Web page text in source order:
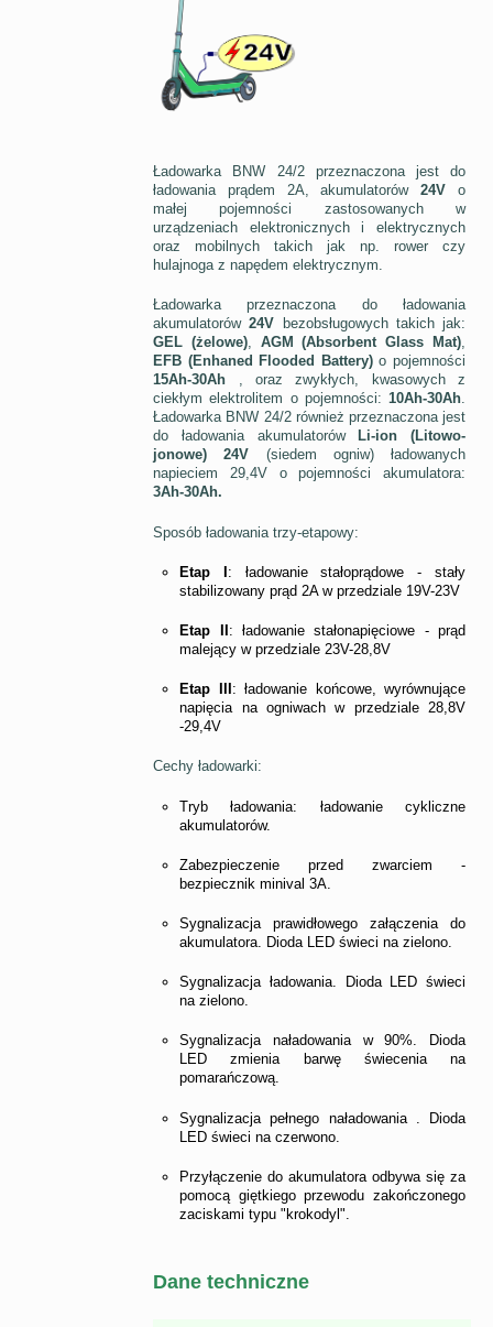
Ładowarka BNW 24/2 przeznaczona jest do
ładowania prądem 2A, akumulatorów24V o
małej pojemności zastosowanych w
urządzeniach elektronicznych i elektrycznych
oraz mobilnych takich jak np. rower czy
hulajnoga z napędem elektrycznym.
Ładowarka przeznaczona do ładowania
akumulatorów24V bezobsługowych takich jak:
GEL (żelowe), AGM (Absorbent Glass Mat),
EFB (Enhaned Flooded Battery)o pojemności
15Ah-30Ah , oraz zwykłych, kwasowych z
ciekłym elektrolitem o pojemności: 10Ah-30Ah.
Ładowarka BNW 24/2 również przeznaczona jest
do ładowania akumulatorów
Li-ion (Litowo-
jonowe) 24V (siedem ogniw) ładowanych
napieciem 29,4V o pojemności akumulatora:
3Ah-30Ah.
Sposób ładowania trzy-etapowy:
Etap I : ładowanie stałoprądowe - stały
stabilizowany prąd 2A w przedziale 19V-23V
Etap II : ładowanie stałonapięciowe - prąd
malejący w przedziale 23V-28,8V
Etap III : ładowanie końcowe, wyrównujące
napięcia na ogniwach w przedziale 28,8V
-29,4V
Cechy ładowarki:
Tryb ładowania: ładowanie cykliczne
akumulatorów.
Zabezpieczenie przed zwarciem -
bezpiecznik minival 3A.
Sygnalizacja prawidłowego załączenia do
akumulatora. Dioda LED świeci na zielono.
Sygnalizacja ładowania. Dioda LED świeci
na zielono.
Sygnalizacja naładowania w 90%. Dioda
LED zmienia barwę świecenia na
pomarańczową.
Sygnalizacja pełnego naładowania . Dioda
LED świeci na czerwono.
Przyłączenie do akumulatora odbywa się za
pomocą giętkiego przewodu zakończonego
zaciskami typu "krokodyl".
Dane techniczne